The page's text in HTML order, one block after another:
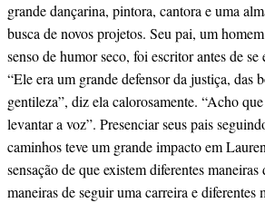
grande dançarina, pintora, cantora e uma
busca de novos projetos. Seu pai, um
senso de humor seco, foi escritor antes de
“Ele era um grande defensor da justiça, das
gentileza”, diz ela calorosamente. “Acho
levantar a voz”. Presenciar seus pais
caminhos teve um grande impacto em
sensação de que existem diferentes
maneiras de seguir uma carreira e diferentes